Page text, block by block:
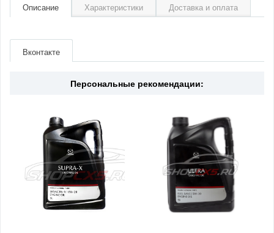
Описание Характеристики Доставка и оплата
Страна Япония
Вконтакте
Персональные рекомендации: